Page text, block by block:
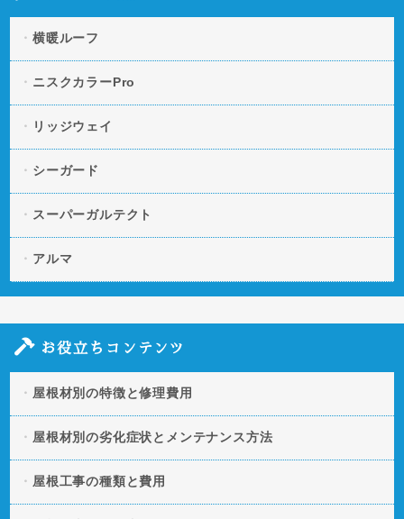
横暖ルーフ
ニスクカラーPro
リッジウェイ
シーガード
スーパーガルテクト
アルマ
お役立ちコンテンツ
屋根材別の特徴と修理費用
屋根材別の劣化症状とメンテナンス方法
屋根工事の種類と費用